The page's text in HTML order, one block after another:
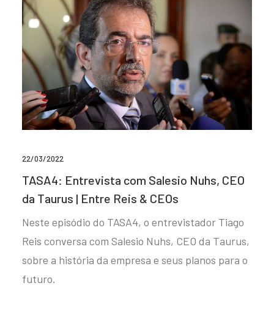
22/03/2022
TASA4: Entrevista com Salesio Nuhs, CEO
da Taurus | Entre Reis & CEOs
Neste episódio do TASA4, o entrevistador Tiago
Reis conversa com Salesio Nuhs, CEO da Taurus,
sobre a história da empresa e seus planos para o
futuro.